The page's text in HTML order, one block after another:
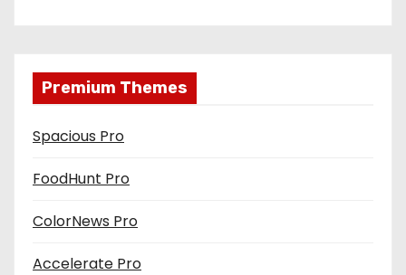
Premium Themes
Spacious Pro
FoodHunt Pro
ColorNews Pro
Accelerate Pro